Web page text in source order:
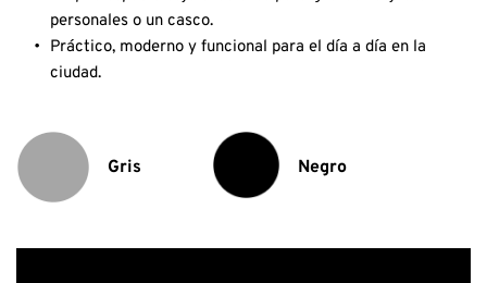
personales o un casco.
Práctico, moderno y funcional para el día a día en la
ciudad.
Gris Negro